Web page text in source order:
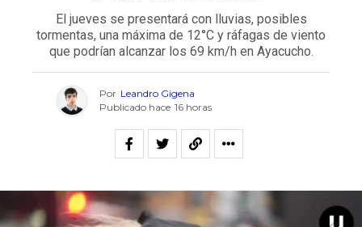
El jueves se presentará con lluvias, posibles
tormentas, una máxima de 12°C y ráfagas de viento
que podrían alcanzar los 69 km/h en Ayacucho.
Por Leandro Gigena
Publicado hace 16 horas